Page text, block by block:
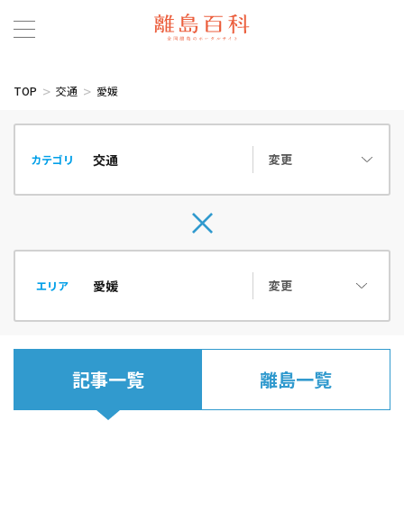
TOP 交通 愛媛
カテゴリ 変更
エリア 変更
記事一覧 離島一覧